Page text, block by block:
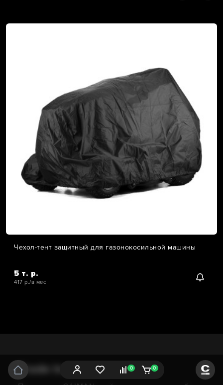
0 0
Чехол-тент защитный для газонокосильной машины
5 т. р.
417 р./в мес
Trade In